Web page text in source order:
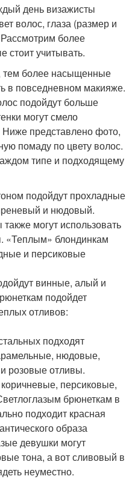
день визажисты
волос, глаза (размер и
более
стоит учитывать.
тем более насыщенные
в повседневном макияже.
подойдут больше
могут смело
Ниже представлено фото,
помаду по цвету волос.
типе и подходящему
подойдут прохладные
и нюдовый.
могут использовать
«Теплым» блондинкам
и персиковые
винные, алый и
подойдет
отливов:
подходят
нюдовые,
розовые отливы.
персиковые,
брюнеткам в
подходит красная
образа
девушки могут
тона, а вот сливовый в
неуместно.